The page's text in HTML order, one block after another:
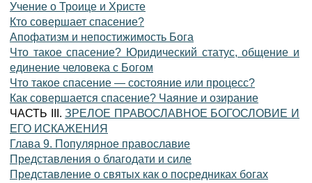
Учение о Троице и Христе
Кто совершает спасение?
Апофатизм и непостижимость Бога
Что такое спасение? Юридический статус, общение и
единение человека с Богом
Что такое спасение — состояние или процесс?
Как совершается спасение? Чаяние и озирание
ЧАСТЬ III.ЗРЕЛОЕ ПРАВОСЛАВНОЕ БОГОСЛОВИЕ И
ЕГО ИСКАЖЕНИЯ
Глава 9. Популярное православие
Представления о благодати и силе
Представление о святых как о посредниках богах